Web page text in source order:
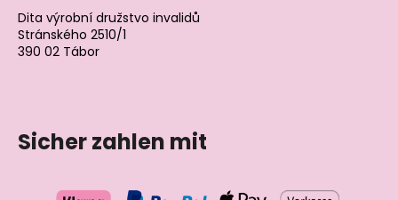
Dita výrobní družstvo invalidů
Stránského 2510/1
390 02 Tábor
Sicher zahlen mit